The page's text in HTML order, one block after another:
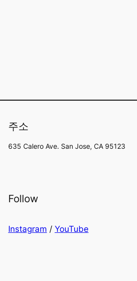
주소
635 Calero Ave. San Jose, CA 95123
Follow
Instagram / YouTube